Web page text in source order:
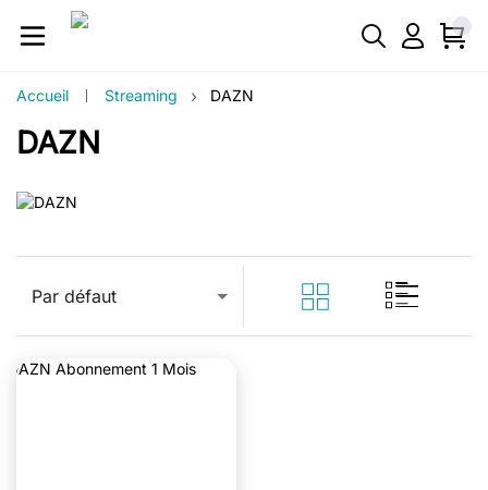
Accueil Streaming › DAZN
DAZN
Par défaut